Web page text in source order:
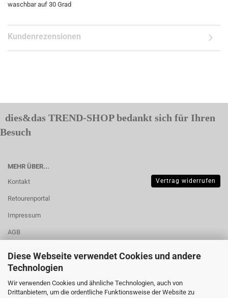
Diese Webseite verwendet Cookies und andere
Technologien
Wir verwenden Cookies und ähnliche Technologien, auch von
Drittanbietern, um die ordentliche Funktionsweise der Website zu
waschbar auf 30 Grad
Kundenrezensionen
dies&das TREND-SHOP bedankt sich für Ihren
Besuch
MEHR ÜBER...
Kontakt
Retourenportal
Impressum
AGB
Muster-
Widerrufsformular
Versand- &
Vertrag widerrufen